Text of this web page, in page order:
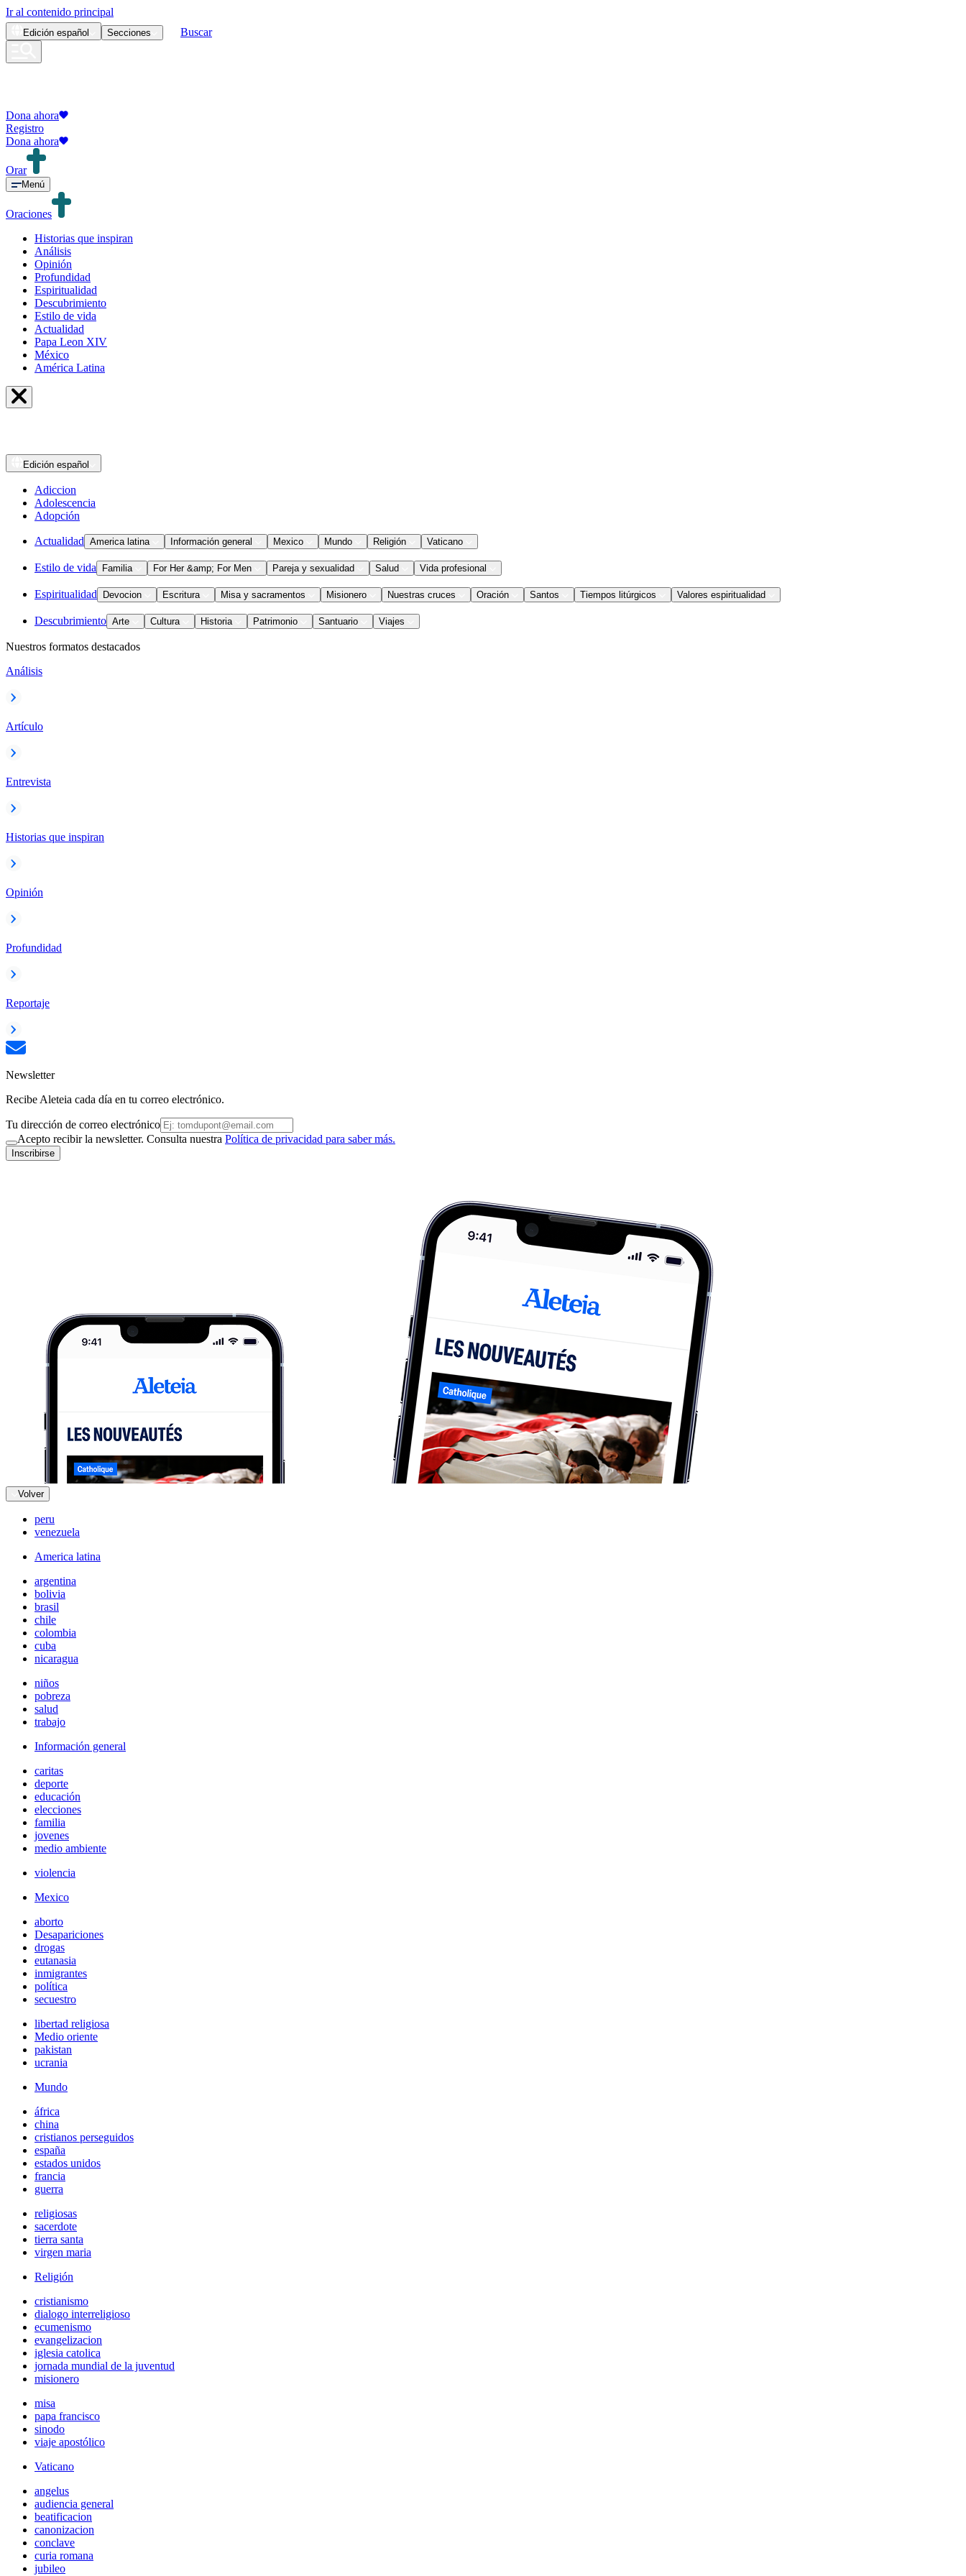
Ir al contenido principal
Edición español Secciones Buscar
Dona ahora
Registro
Dona ahora
Orar
Menú
Oraciones
Historias que inspiran
Análisis
Opinión
Profundidad
Espiritualidad
Descubrimiento
Estilo de vida
Actualidad
Papa Leon XIV
México
América Latina
Edición español
Adiccion
Adolescencia
Adopción
Actualidad America latina Información general Mexico Mundo Religión Vaticano
Estilo de vida Familia For Her &amp; For Men Pareja y sexualidad Salud Vida profesional
Espiritualidad Devocion Escritura Misa y sacramentos Misionero Nuestras cruces Oración Santos Tiempos litúrgicos Valores espiritualidad
Descubrimiento Arte Cultura Historia Patrimonio Santuario Viajes
Nuestros formatos destacados
Análisis
Artículo
Entrevista
Historias que inspiran
Opinión
Profundidad
Reportaje
Newsletter
Recibe Aleteia cada día en tu correo electrónico.
Tu dirección de correo electrónico
Acepto recibir la newsletter. Consulta nuestra Política de privacidad para saber más.
Inscribirse
Volver
peru
venezuela
America latina
argentina
bolivia
brasil
chile
colombia
cuba
nicaragua
niños
pobreza
salud
trabajo
Información general
caritas
deporte
educación
elecciones
familia
jovenes
medio ambiente
violencia
Mexico
aborto
Desapariciones
drogas
eutanasia
inmigrantes
política
secuestro
libertad religiosa
Medio oriente
pakistan
ucrania
Mundo
áfrica
china
cristianos perseguidos
españa
estados unidos
francia
guerra
religiosas
sacerdote
tierra santa
virgen maria
Religión
cristianismo
dialogo interreligioso
ecumenismo
evangelizacion
iglesia catolica
jornada mundial de la juventud
misionero
misa
papa francisco
sinodo
viaje apostólico
Vaticano
angelus
audiencia general
beatificacion
canonizacion
conclave
curia romana
jubileo